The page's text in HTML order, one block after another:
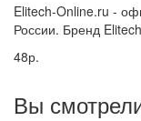
Elitech-Online.ru -
России. Бренд
48р.
Вы